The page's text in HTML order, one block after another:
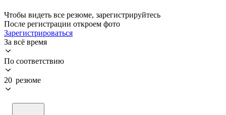
Чтобы видеть все резюме, зарегистрируйтесь
После регистрации откроем фото
Зарегистрироваться
За всё время
По соответствию
20 резюме